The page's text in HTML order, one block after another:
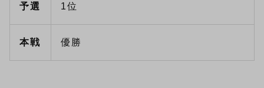
予選 1位
本戦 優勝